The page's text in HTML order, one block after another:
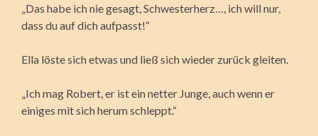
„Das habe ich nie gesagt, Schwesterherz…, ich will nur,
dass du auf dich aufpasst!“
Ella löste sich etwas und ließ sich wieder zurück gleiten.
„Ich mag Robert, er ist ein netter Junge, auch wenn er
einiges mit sich herum schleppt.“